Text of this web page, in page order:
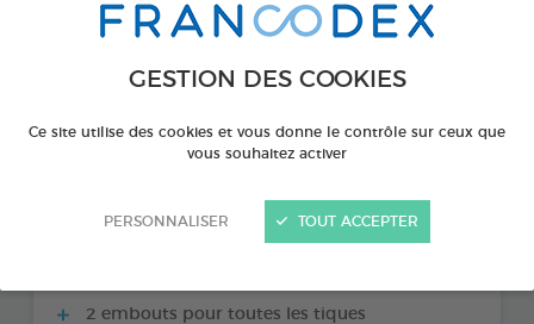
GESTION DES COOKIES
Ce site utilise des cookies et vous donne le contrôle sur ceux que
vous souhaitez activer
PERSONNALISER TOUT ACCEPTER
2 embouts pour toutes les tiques